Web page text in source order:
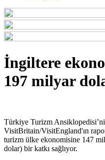
İngiltere
197 milyar
Türkiye Turizm
VisitBritain/VisitEngland'ın
turizm ülke ekonomisine 147
dolar) bir katkı sağlıyor.